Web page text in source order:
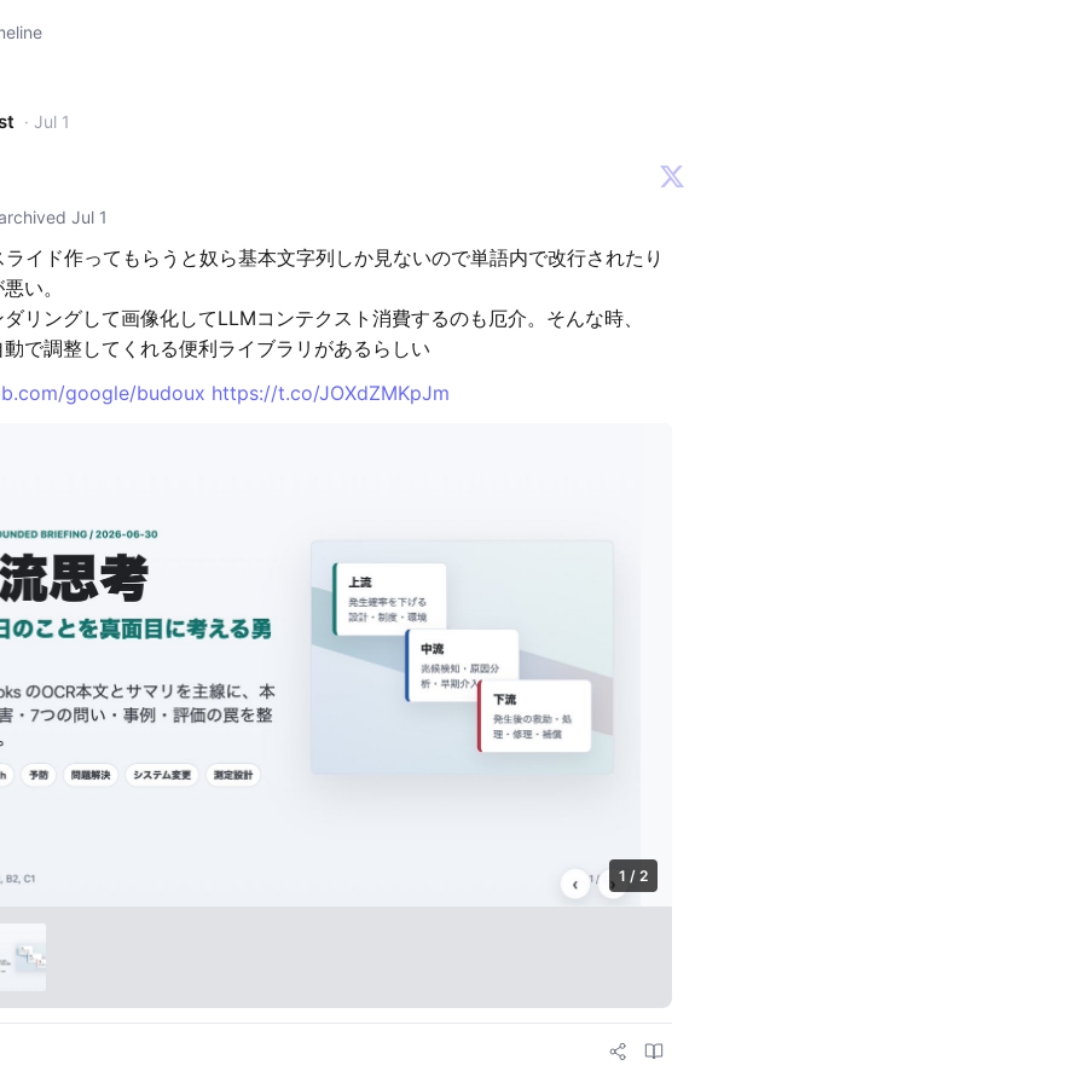
· Jul 1
Jul 1
イド作ってもらうと奴ら基本文字列しか見ないので単語内で改行されたり
い。
リングして画像化してLLMコンテクスト消費するのも厄介。そんな時、
で調整してくれる便利ライブラリがあるらしい
google/budoux https://t.co/JOXdZMKpJm
1 / 2